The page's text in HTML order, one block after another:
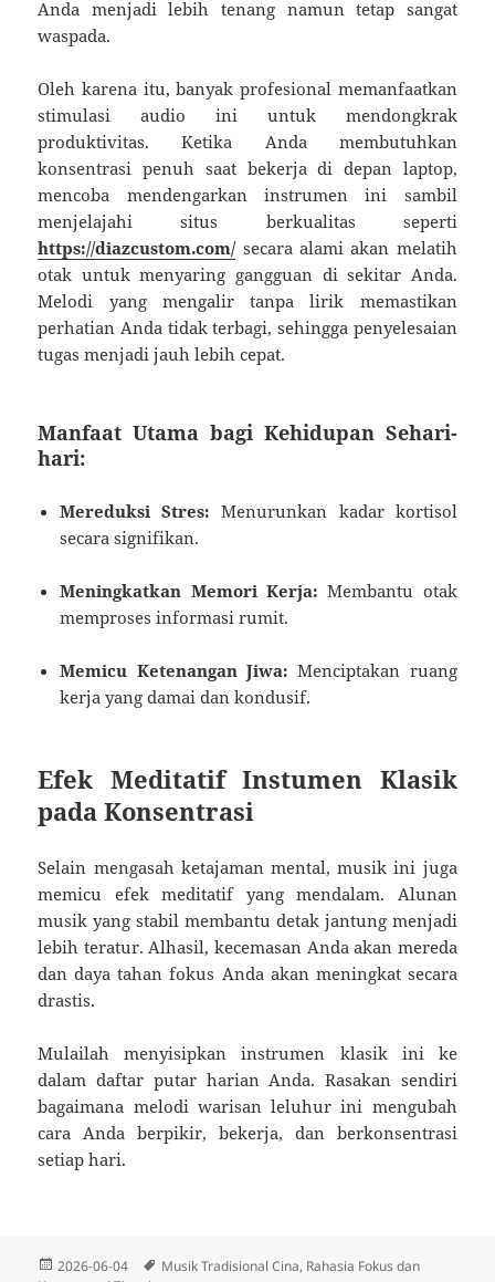
Anda menjadi lebih tenang namun tetap sangat
waspada.
Oleh karena itu, banyak profesional memanfaatkan
stimulasi audio ini untuk mendongkrak
produktivitas. Ketika Anda membutuhkan
konsentrasi penuh saat bekerja di depan laptop,
mencoba mendengarkan instrumen ini sambil
menjelajahi situs berkualitas seperti
https://diazcustom.com/secara alami akan melatih
otak untuk menyaring gangguan di sekitar Anda.
Melodi yang mengalir tanpa lirik memastikan
perhatian Anda tidak terbagi, sehingga penyelesaian
tugas menjadi jauh lebih cepat.
Manfaat Utama bagi Kehidupan Sehari-
hari:
Mereduksi Stres: Menurunkan kadar kortisol
secara signifikan.
Meningkatkan Memori Kerja: Membantu otak
memproses informasi rumit.
Memicu Ketenangan Jiwa: Menciptakan ruang
kerja yang damai dan kondusif.
Efek Meditatif Instumen Klasik
pada Konsentrasi
Selain mengasah ketajaman mental, musik ini juga
memicu efek meditatif yang mendalam. Alunan
musik yang stabil membantu detak jantung menjadi
lebih teratur. Alhasil, kecemasan Anda akan mereda
dan daya tahan fokus Anda akan meningkat secara
drastis.
Mulailah menyisipkan instrumen klasik ini ke
dalam daftar putar harian Anda. Rasakan sendiri
bagaimana melodi warisan leluhur ini mengubah
cara Anda berpikir, bekerja, dan berkonsentrasi
setiap hari.
Diposkan
2026-06-04 Tag
Musik Tradisional Cina, Rahasia Fokus dan